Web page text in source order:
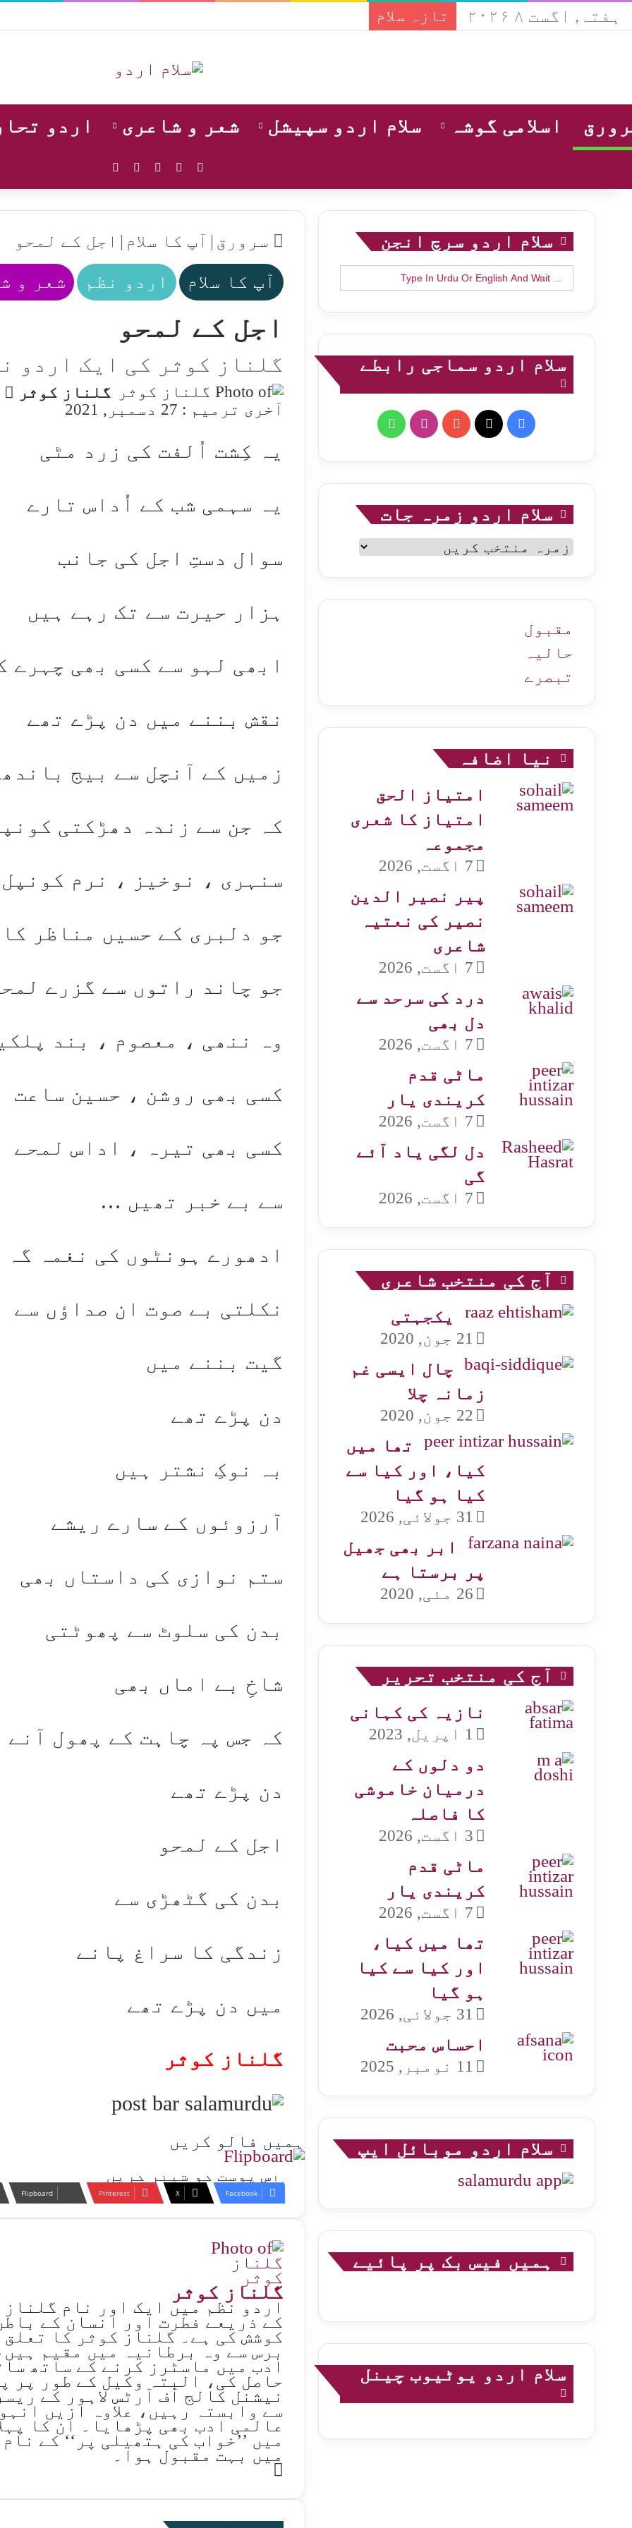
ہفتہ, اگست ۸ ۲۰۲۶ تازہ سلام
اسلامی گوشہ سلام اردو سپیشل شعر و شاعری اردو
Facebook
YouTube
Instagram
سرورق | آپ کا سلام | اجل کے لمحو
آپ کا سلام اردو نظم شعر و
اجل کے لمحو
گلناز کوثر کی ایک اردو
گلناز کوثر
آخری ترمیم : 27 دسمبر, 2021
یہ کِشت اُلفت کی زرد مٹی
یہ سہمی شب کے اُداس تارے
سوال دستِ اجل کی جانب
ہزار حیرت سے تک رہے ہیں
ابھی لہو سے کسی بھی چہرے
نقش بننے میں دن پڑے تھے
زمیں کے آنچل سے بیج
کہ جن سے زندہ دھڑکتی
سنہری ، نوخیز ، نرم کونپل
جو دلبری کے حسیں مناظر
جو چاند راتوں سے گزرے
وہ ننھی ، معصوم ، بند
کسی بھی روشن ، حسین ساعت
کسی بھی تیرہ ، اداس لمحے
سے بے خبر تھیں …
ادھورے ہونٹوں کی نغمہ گہ
نکلتی بے صوت ان صداؤں سے
گیت بننے میں
دن پڑے تھے
بہ نوکِ نشتر ہیں
آرزوئوں کے سارے ریشے
ستم نوازی کی داستاں بھی
بدن کی سلوٹ سے پھوٹتی
شاخِ بے اماں بھی
کہ جس پہ چاہت کے پھول آنے
دن پڑے تھے
اجل کے لمحو
بدن کی گٹھڑی سے
زندگی کا سراغ پانے
میں دن پڑے تھے
گلناز کوثر
ہمیں فالو کریں
اس پوسٹ کو شیئر کریں
Facebook
X
Pinterest
Flipboard
گلناز کوثر
اردو نظم میں ایک اور نام
کے ذریعے فطرت اور انسان کے
کوشش کی ہے۔ گلناز کوثر کا
برس سے وہ برطانیہ میں مقیم
ادب میں ماسٹرز کرنے کے ساتھ
حاصل کی، البتہ وکیل کے طور پر
نیشنل کالج آف آرٹس لاہور کے
سے وابستہ رہیں، علاوہ ازیں
عالمی ادب بھی پڑھایا۔ ان کا
میں ’’خواب کی ہتھیلی پر‘‘ کے
میں بہت مقبول ہوا۔
Website
سلام اردو سرچ انجن
Search
for:
سلام اردو سماجی رابطے
Facebook
YouTube
Instagram
WhatsApp
سلام اردو زمرہ جات
سلام
اردو
زمرہ
مقبول
حالیہ
تبصرے
نیا اضافہ
امتیاز الحق
امتیاز کا شعری
مجموعہ
7 اگست, 2026
پیر نصیر الدین
نصیر کی نعتیہ
شاعری
7 اگست, 2026
درد کی سرحد سے
دل بھی
7 اگست, 2026
ماٹی قدم
کریندی یار
7 اگست, 2026
دل لگی یاد آئے
گی
7 اگست, 2026
آج کی منتخب شاعری
یکجہتی
21 جون, 2020
چال ایسی غم
زمانہ چلا
22 جون, 2020
تھا میں
کیا، اور کیا سے
کیا ہو گیا
31 جولائی, 2026
ابر بھی جھیل
پر برستا ہے
26 مئی, 2020
آج کی منتخب تحریر
نازیہ کی کہانی
1 اپریل, 2023
دو دلوں کے
درمیان خاموشی
کا فاصلہ
3 اگست, 2026
ماٹی قدم
کریندی یار
7 اگست, 2026
تھا میں کیا،
اور کیا سے کیا
ہو گیا
31 جولائی, 2026
احساس محبت
11 نومبر, 2025
سلام اردو موبائل ایپ
ہمیں فیس بک پر پائیے
سلام اردو یوٹیوب چینل